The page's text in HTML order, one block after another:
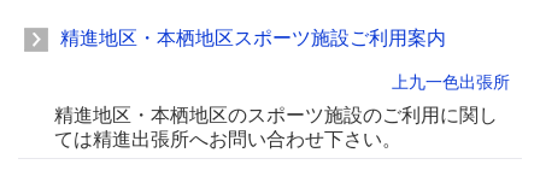
精進地区・本栖地区スポーツ施設ご利用案内
上九一色出張所
精進地区・本栖地区のスポーツ施設のご利用に関し
ては精進出張所へお問い合わせ下さい。